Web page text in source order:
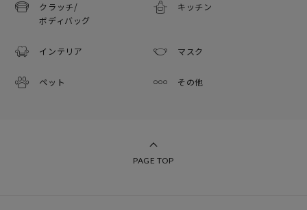
クラッチ/
ボディバッグ
キッチン
インテリア マスク
ペット その他
PAGE TOP